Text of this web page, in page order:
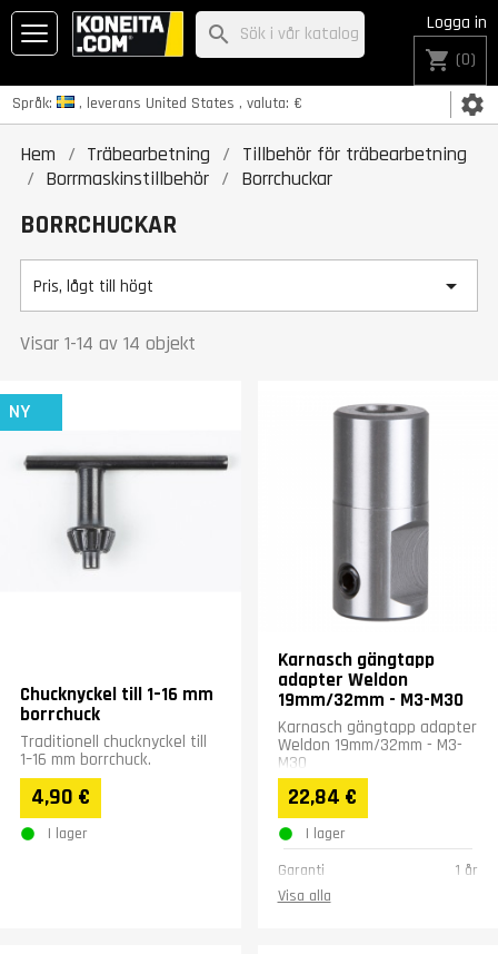
Språk: , leverans United States , valuta: € settings
Logga in
shopping_cart (0)
search
Hem Träbearbetning
Tillbehör för träbearbetning
Borrmaskinstillbehör
Borrchuckar
BORRCHUCKAR
Pris, lågt till högt 
Visar 1-14 av 14 objekt
NY
Chucknyckel till 1–16 mm
borrchuck
Traditionell chucknyckel till
1–16 mm borrchuck.
4,90 €
I lager
Karnasch gängtapp
adapter Weldon
19mm/32mm - M3-M30
Karnasch gängtapp adapter
Weldon 19mm/32mm - M3-
M30
22,84 €
I lager
Garanti
1 år
Visa alla